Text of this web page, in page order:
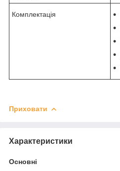
Комплектація
Приховати
Характеристики
Основні